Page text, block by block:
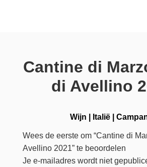
Cantine di
di Avellino
Wijn Italië |
Wees de eerste om “Cantine di
Avellino 2021” te beoordelen
Je e-mailadres wordt niet